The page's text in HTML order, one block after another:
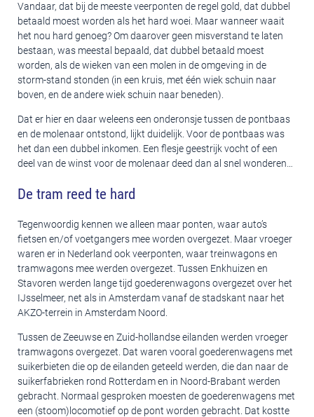
Vandaar, dat bij de meeste veerponten de regel gold, dat dubbel
betaald moest worden als het hard woei. Maar wanneer waait
het nou hard genoeg? Om daarover geen misverstand te laten
bestaan, was meestal bepaald, dat dubbel betaald moest
worden, als de wieken van een molen in de omgeving in de
storm-stand stonden (in een kruis, met één wiek schuin naar
boven, en de andere wiek schuin naar beneden).
Dat er hier en daar weleens een onderonsje tussen de pontbaas
en de molenaar ontstond, lijkt duidelijk. Voor de pontbaas was
het dan een dubbel inkomen. Een flesje geestrijk vocht of een
deel van de winst voor de molenaar deed dan al snel wonderen…
De tram reed te hard
Tegenwoordig kennen we alleen maar ponten, waar auto’s
fietsen en/of voetgangers mee worden overgezet. Maar vroeger
waren er in Nederland ook veerponten, waar treinwagons en
tramwagons mee werden overgezet. Tussen Enkhuizen en
Stavoren werden lange tijd goederenwagons overgezet over het
IJsselmeer, net als in Amsterdam vanaf de stadskant naar het
AKZO-terrein in Amsterdam Noord.
Tussen de Zeeuwse en Zuid-hollandse eilanden werden vroeger
tramwagons overgezet. Dat waren vooral goederenwagens met
suikerbieten die op de eilanden geteeld werden, die dan naar de
suikerfabrieken rond Rotterdam en in Noord-Brabant werden
gebracht. Normaal gesproken moesten de goederenwagens met
een (stoom)locomotief op de pont worden gebracht. Dat kostte